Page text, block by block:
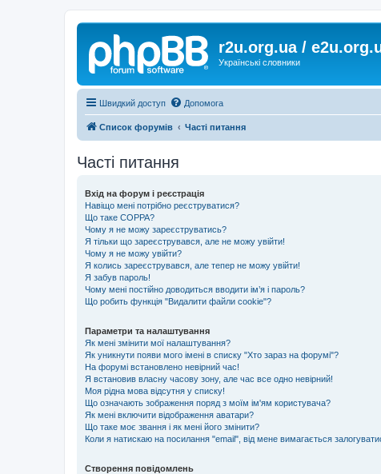
r2u.org.ua /
Українські словники
Швидкий доступ Допомога
Список форумів Часті питання
Часті питання
Вхід на форум і реєстрація
Навіщо мені потрібно реєструватися?
Що таке COPPA?
Чому я не можу зареєструватись?
Я тільки що зареєструвався, але не можу увійти!
Чому я не можу увійти?
Я колись зареєструвався, але тепер не можу увійти!
Я забув пароль!
Чому мені постійно доводиться вводити ім’я і пароль?
Що робить функція "Видалити файли cookie"?
Параметри та налаштування
Як мені змінити мої налаштування?
Як уникнути появи мого імені в списку "Хто зараз на форумі"?
На форумі встановлено невірний час!
Я встановив власну часову зону, але час все одно невірний!
Моя рідна мова відсутня у списку!
Що означають зображення поряд з моїм ім'ям користувача?
Як мені включити відображення аватари?
Що таке моє звання і як мені його змінити?
Коли я натискаю на посилання "email", від мене вимагається
Створення повідомлень